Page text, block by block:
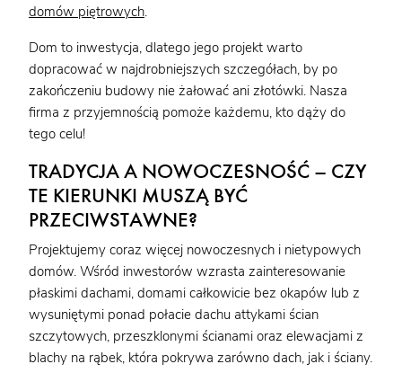
domów piętrowych.
Dom to inwestycja, dlatego jego projekt warto
dopracować w najdrobniejszych szczegółach, by po
zakończeniu budowy nie żałować ani złotówki. Nasza
firma z przyjemnością pomoże każdemu, kto dąży do
tego celu!
TRADYCJA A NOWOCZESNOŚĆ – CZY
TE KIERUNKI MUSZĄ BYĆ
PRZECIWSTAWNE?
Projektujemy coraz więcej nowoczesnych i nietypowych
domów. Wśród inwestorów wzrasta zainteresowanie
płaskimi dachami, domami całkowicie bez okapów lub z
wysuniętymi ponad połacie dachu attykami ścian
szczytowych, przeszklonymi ścianami oraz elewacjami z
blachy na rąbek, która pokrywa zarówno dach, jak i ściany.